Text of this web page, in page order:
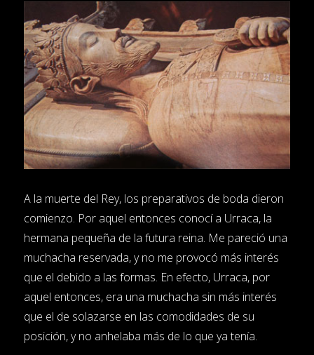
A la muerte del Rey, los preparativos de boda dieron
comienzo. Por aquel entonces conocí a Urraca, la
hermana pequeña de la futura reina. Me pareció una
muchacha reservada, y no me provocó más interés
que el debido a las formas. En efecto, Urraca, por
aquel entonces, era una muchacha sin más interés
que el de solazarse en las comodidades de su
posición, y no anhelaba más de lo que ya tenía.